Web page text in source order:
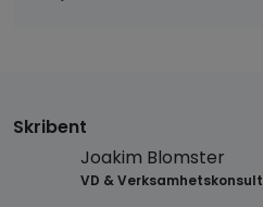
Skribent
Joakim Blomster
VD & Verksamhetskonsult